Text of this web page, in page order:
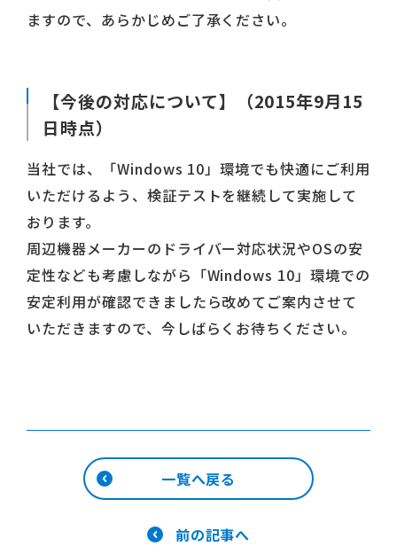
ますので、あらかじめご了承ください。
【今後の対応について】（2015年9月15
日時点）
当社では、「Windows 10」環境でも快適にご利用
いただけるよう、検証テストを継続して実施して
おります。
周辺機器メーカーのドライバー対応状況やOSの安
定性なども考慮しながら「Windows 10」環境での
安定利用が確認できましたら改めてご案内させて
いただきますので、今しばらくお待ちください。
一覧へ戻る
前の記事へ